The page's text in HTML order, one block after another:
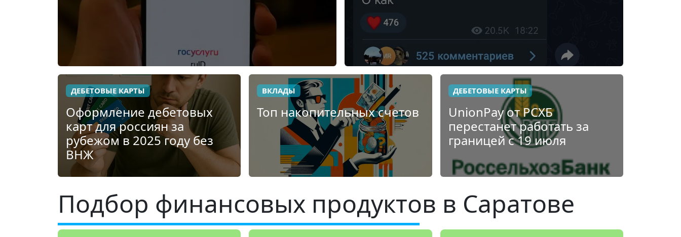
ДЕБЕТОВЫЕ КАРТЫ
Оформление дебетовых
карт для россиян за
рубежом в 2025 году без
ВНЖ
ВКЛАДЫ
Топ накопительных счетов
ДЕБЕТОВЫЕ КАРТЫ
UnionPay от РСХБ
перестанет работать за
границей с 19 июля
Подбор финансовых продуктов в Саратове